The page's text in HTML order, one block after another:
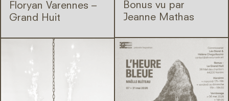
Floryan Varennes –
Grand Huit
Bonus vu par
Jeanne Mathas